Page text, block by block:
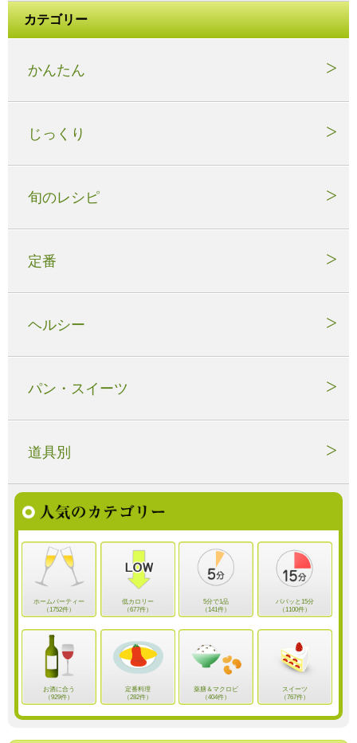
カテゴリー
かんたん
じっくり
旬のレシピ
定番
ヘルシー
パン・スイーツ
道具別
ホームパーティー
（1752件）
低カロリー
（677件）
5分で1品
（141件）
パパッと15分
（1100件）
お酒に合う
（929件）
定番料理
（282件）
薬膳＆マクロビ
（404件）
スイーツ
（767件）